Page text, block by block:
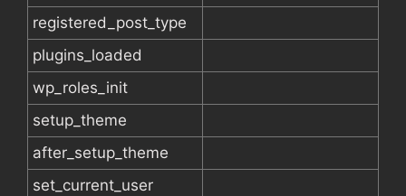
registered_post_type
plugins_loaded
wp_roles_init
setup_theme
after_setup_theme
set_current_user